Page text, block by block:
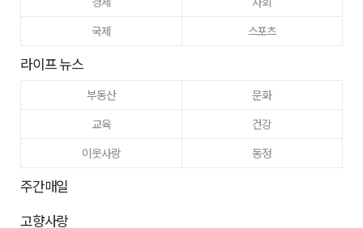
국제
스포츠
라이프 뉴스
부동산
문화
교육
건강
이웃사랑
동정
주간매일
고향사랑